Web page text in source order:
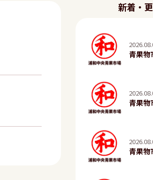
新着・
青果物
青果物
青果物